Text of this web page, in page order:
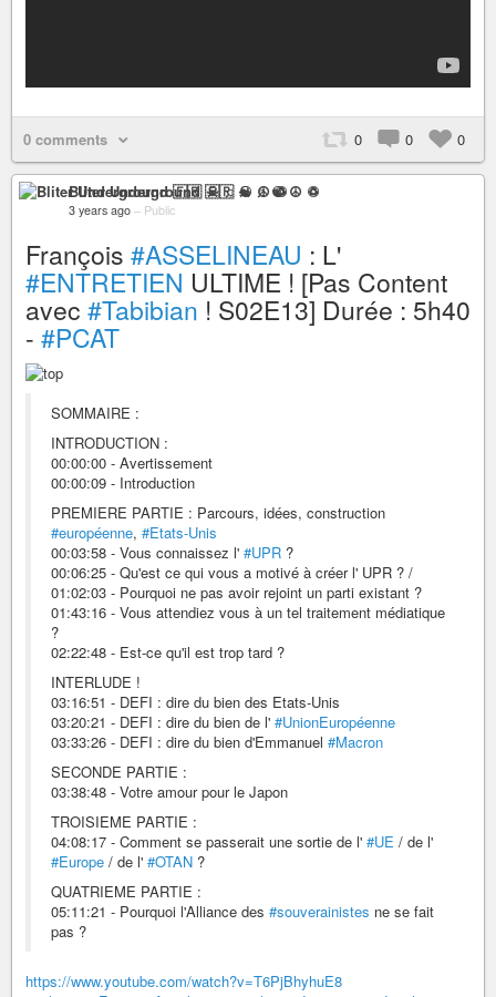
0 comments 0 0 0
Bliter Underground 🇫🇷 ☠ ♫ ☯ ☮ ♽
3 years ago – Public
François #ASSELINEAU : L'
#ENTRETIEN ULTIME ! [Pas Content
avec #Tabibian ! S02E13] Durée : 5h40
- #PCAT
SOMMAIRE :
INTRODUCTION :
00:00:00 - Avertissement
00:00:09 - Introduction
PREMIERE PARTIE : Parcours, idées, construction
#européenne, #Etats-Unis
00:03:58 - Vous connaissez l' #UPR ?
00:06:25 - Qu'est ce qui vous a motivé à créer l' UPR ? /
01:02:03 - Pourquoi ne pas avoir rejoint un parti existant ?
01:43:16 - Vous attendiez vous à un tel traitement médiatique
?
02:22:48 - Est-ce qu'il est trop tard ?
INTERLUDE !
03:16:51 - DEFI : dire du bien des Etats-Unis
03:20:21 - DEFI : dire du bien de l' #UnionEuropéenne
03:33:26 - DEFI : dire du bien d'Emmanuel #Macron
SECONDE PARTIE :
03:38:48 - Votre amour pour le Japon
TROISIEME PARTIE :
04:08:17 - Comment se passerait une sortie de l' #UE / de l'
#Europe / de l' #OTAN ?
QUATRIEME PARTIE :
05:11:21 - Pourquoi l'Alliance des #souverainistes ne se fait
pas ?
https://www.youtube.com/watch?v=T6PjBhyhuE8